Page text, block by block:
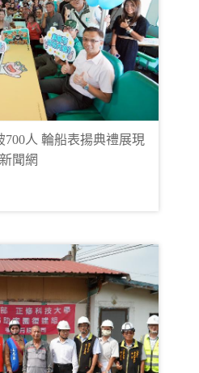
人 輪船表揚典禮展現
聞網